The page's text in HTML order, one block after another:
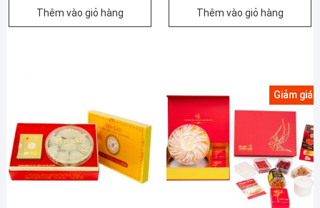
Thêm vào giỏ hàng Thêm vào giỏ hàng
Giảm giá!